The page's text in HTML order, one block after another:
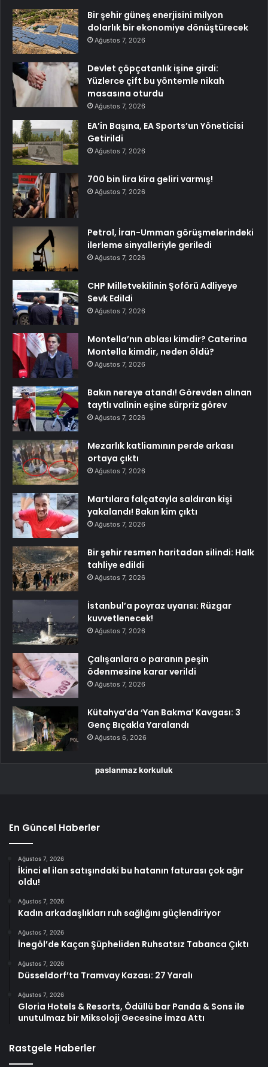
Bir şehir güneş enerjisini milyon
dolarlık bir ekonomiye dönüştürecek
Ağustos 7, 2026
Devlet çöpçatanlık işine girdi:
Yüzlerce çift bu yöntemle nikah
masasına oturdu
Ağustos 7, 2026
EA’in Başına, EA Sports’un Yöneticisi
Getirildi
Ağustos 7, 2026
700 bin lira kira geliri varmış!
Ağustos 7, 2026
Petrol, İran-Umman görüşmelerindeki
ilerleme sinyalleriyle geriledi
Ağustos 7, 2026
CHP Milletvekilinin Şoförü Adliyeye
Sevk Edildi
Ağustos 7, 2026
Montella’nın ablası kimdir? Caterina
Montella kimdir, neden öldü?
Ağustos 7, 2026
Bakın nereye atandı! Görevden alınan
taytlı valinin eşine sürpriz görev
Ağustos 7, 2026
Mezarlık katliamının perde arkası
ortaya çıktı
Ağustos 7, 2026
Martılara falçatayla saldıran kişi
yakalandı! Bakın kim çıktı
Ağustos 7, 2026
Bir şehir resmen haritadan silindi: Halk
tahliye edildi
Ağustos 7, 2026
İstanbul’a poyraz uyarısı: Rüzgar
kuvvetlenecek!
Ağustos 7, 2026
Çalışanlara o paranın peşin
ödenmesine karar verildi
Ağustos 7, 2026
Kütahya’da ‘Yan Bakma’ Kavgası: 3
Genç Bıçakla Yaralandı
Ağustos 6, 2026
paslanmaz korkuluk
En Güncel Haberler
Ağustos 7, 2026
İkinci el ilan satışındaki bu hatanın faturası çok ağır
oldu!
Ağustos 7, 2026
Kadın arkadaşlıkları ruh sağlığını güçlendiriyor
Ağustos 7, 2026
İnegöl’de Kaçan Şüpheliden Ruhsatsız Tabanca Çıktı
Ağustos 7, 2026
Düsseldorf’ta Tramvay Kazası: 27 Yaralı
Ağustos 7, 2026
Gloria Hotels & Resorts, Ödüllü bar Panda & Sons ile
unutulmaz bir Miksoloji Gecesine İmza Attı
Rastgele Haberler